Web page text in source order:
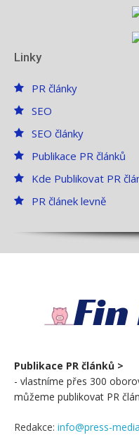
Linky
PR články
SEO
SEO články
Publikace PR článků
Kde Publikovat PR
PR článek levně
Publikace PR článků >
- vlastníme přes 300
můžeme publikovat PR
Redakce: info@press-